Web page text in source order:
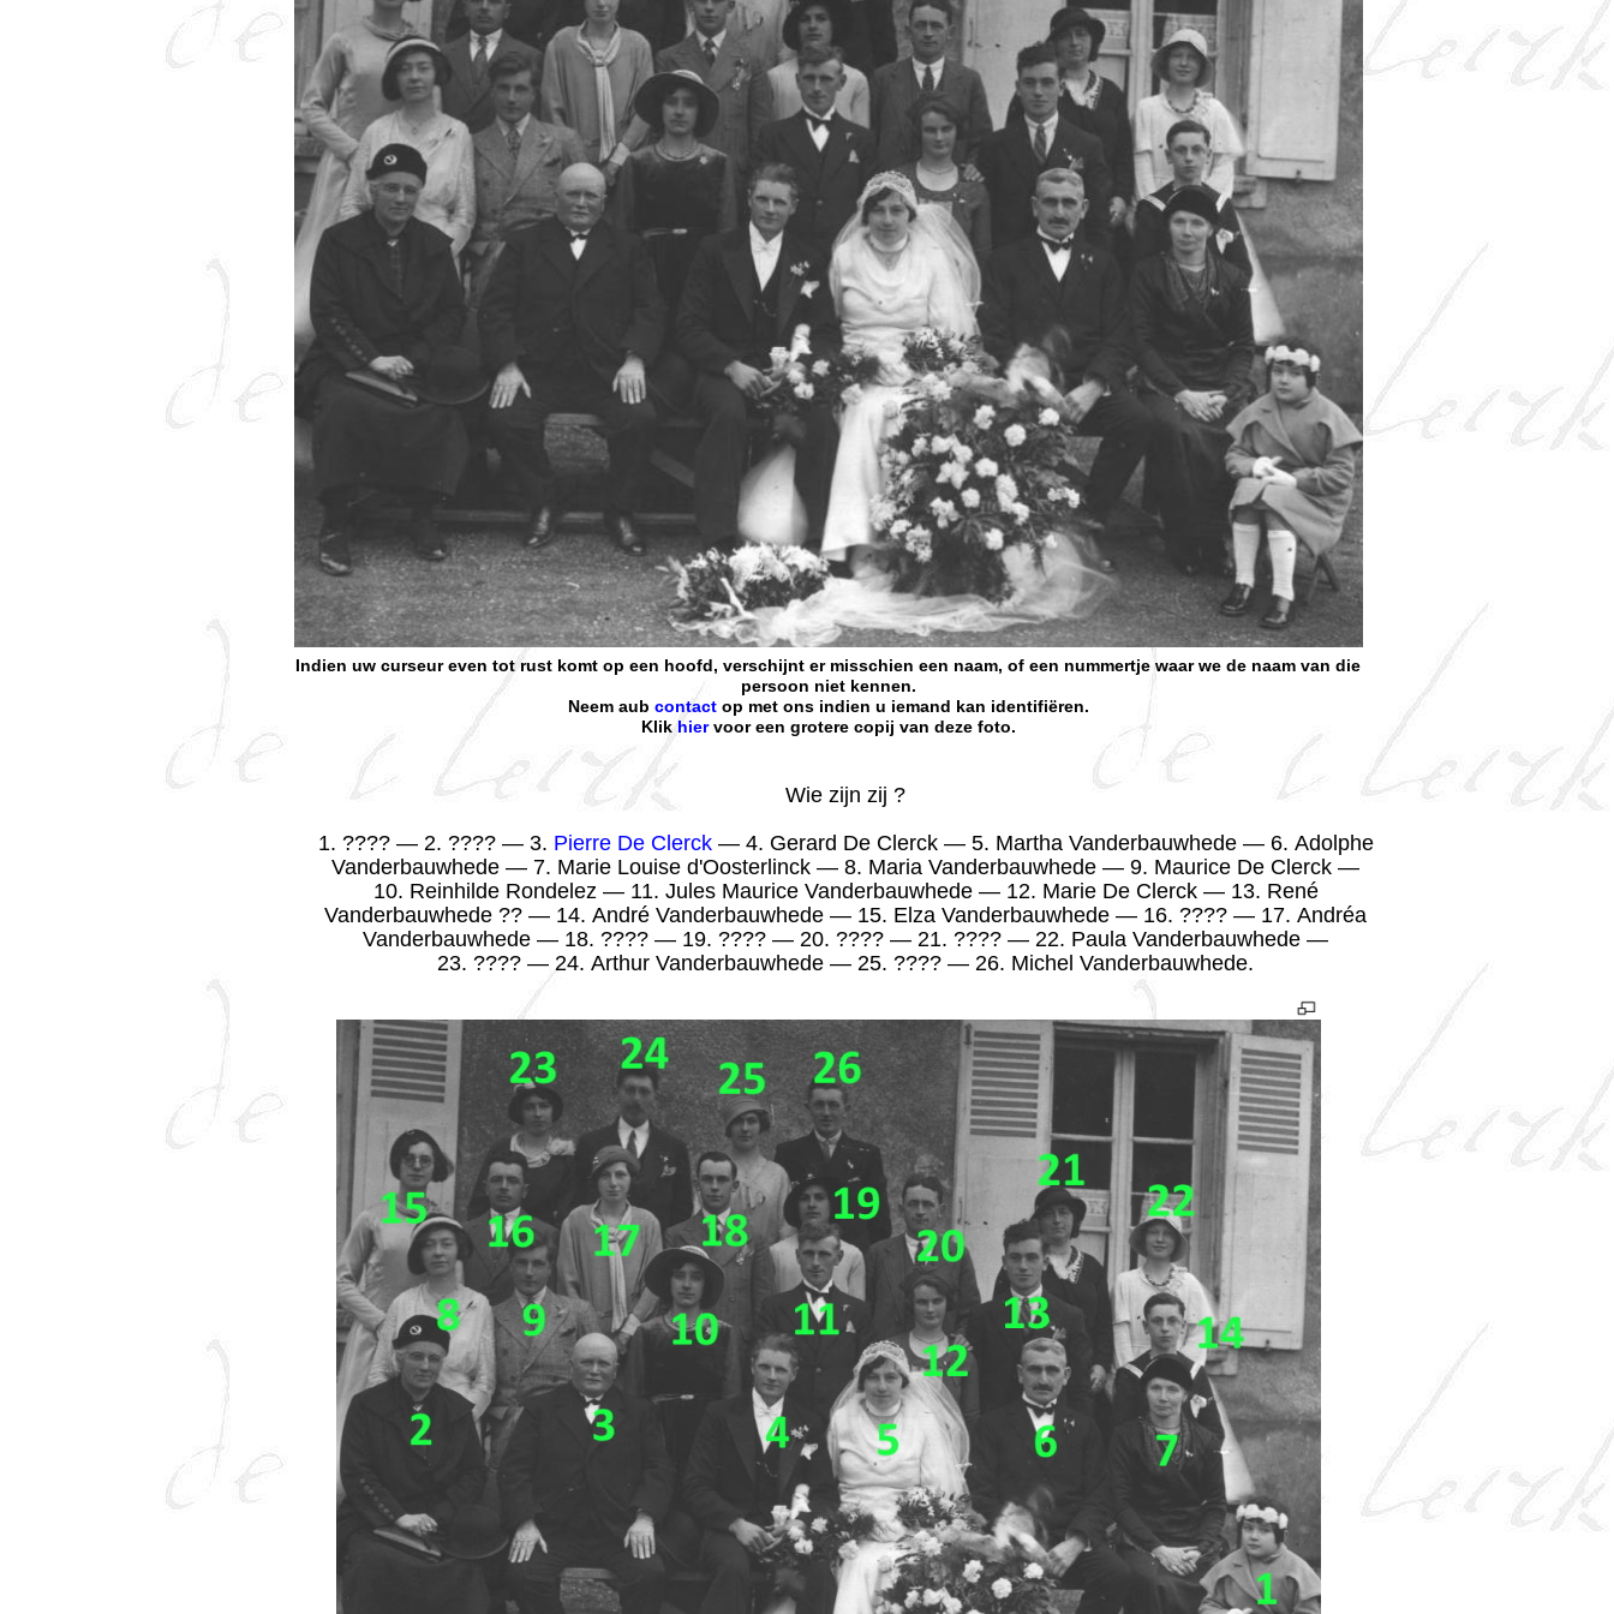
Indien uw curseur even tot rust komt op een hoofd, verschijnt er misschien een naam, of een nummertje waar we de naam van die
persoon niet kennen.
Neem aub contactop met ons indien u iemand kan identifiëren.
Klikhiervoor een grotere copij van deze foto.
Wie zijn zij ?
1. ???? — 2. ???? — 3. Pierre De Clerck— 4. Gerard De Clerck — 5. Martha Vanderbauwhede — 6. Adolphe
Vanderbauwhede — 7. Marie Louise d'Oosterlinck — 8. Maria Vanderbauwhede — 9. Maurice De Clerck —
10. Reinhilde Rondelez — 11. Jules Maurice Vanderbauwhede — 12. Marie De Clerck — 13. René
Vanderbauwhede ?? — 14. André Vanderbauwhede — 15. Elza Vanderbauwhede — 16. ???? — 17. Andréa
Vanderbauwhede — 18. ???? — 19. ???? — 20. ???? — 21. ???? — 22. Paula Vanderbauwhede —
23. ???? — 24. Arthur Vanderbauwhede — 25. ???? — 26. Michel Vanderbauwhede.